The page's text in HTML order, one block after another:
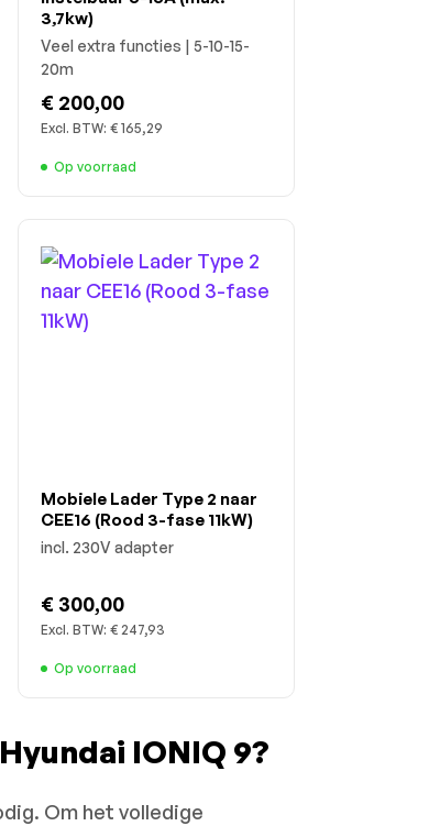
3,7kw)
Veel extra functies | 5-10-15-
20m
€ 200,00
Excl. BTW: € 165,29
Op voorraad
Mobiele Lader Type 2 naar
CEE16 (Rood 3-fase 11kW)
incl. 230V adapter
€ 300,00
Excl. BTW: € 247,93
Op voorraad
IONIQ 9?
Om het volledige